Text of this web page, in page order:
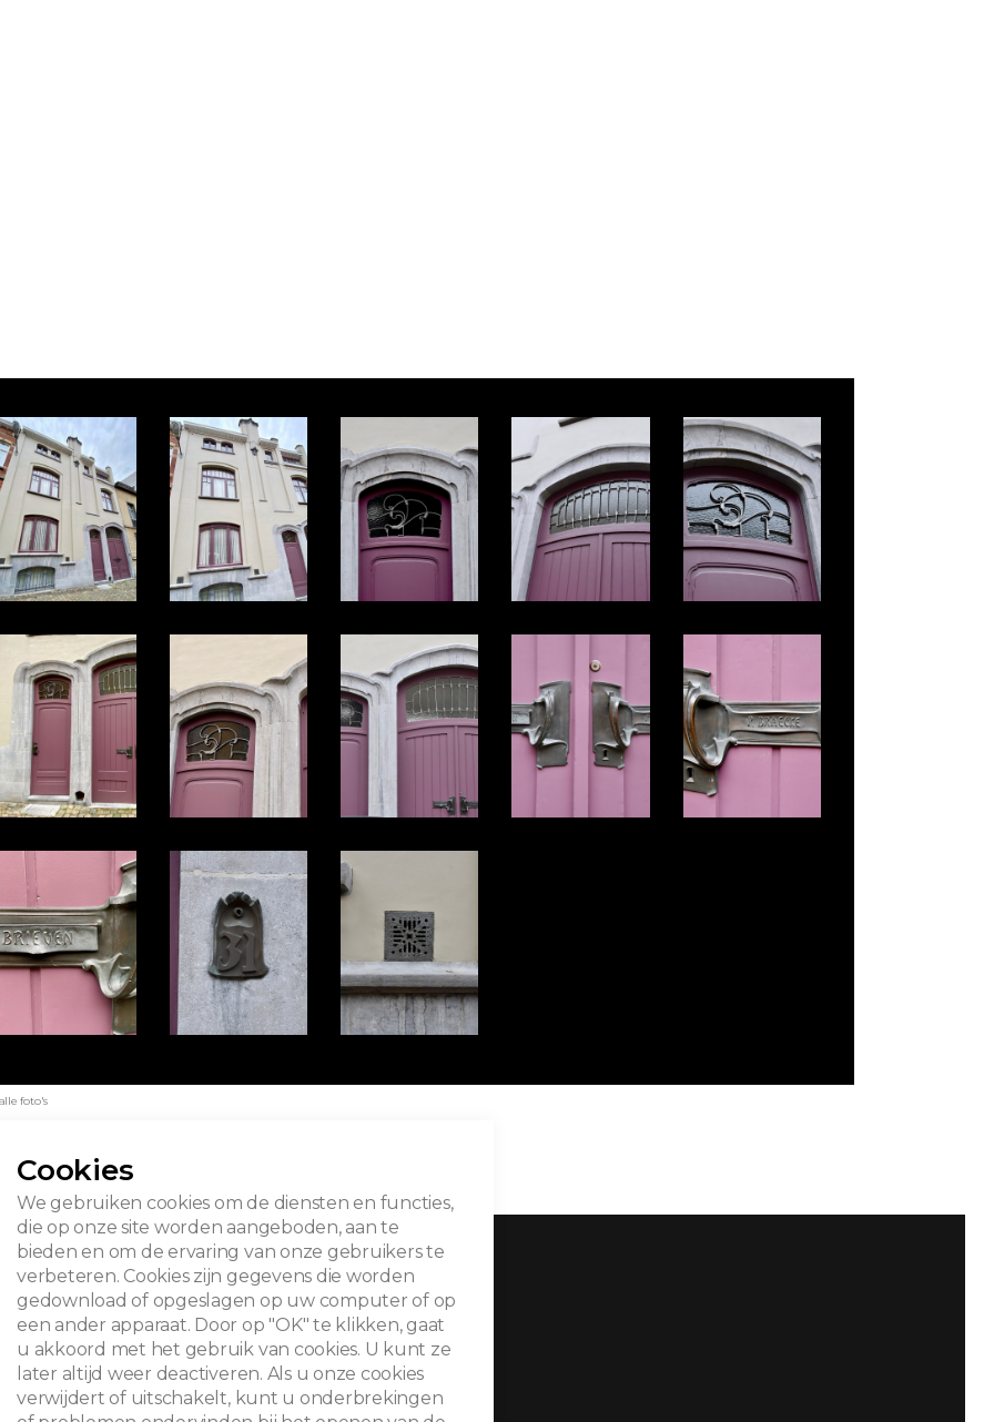
foto's
Cookies
We gebruiken cookies om de diensten en functies,
die op onze site worden aangeboden, aan te
bieden en om de ervaring van onze gebruikers te
verbeteren. Cookies zijn gegevens die worden
gedownload of opgeslagen op uw computer of op
een ander apparaat. Door op "OK" te klikken, gaat
u akkoord met het gebruik van cookies. U kunt ze
later altijd weer deactiveren. Als u onze cookies
verwijdert of uitschakelt, kunt u onderbrekingen